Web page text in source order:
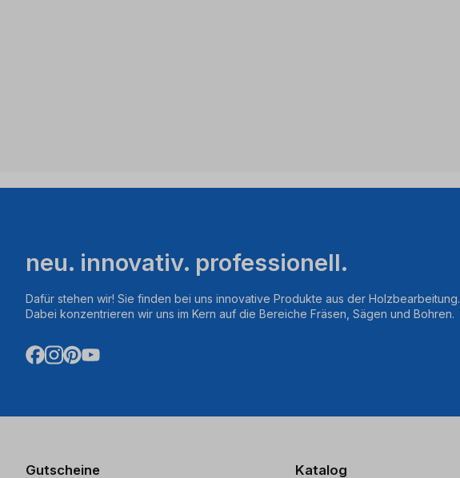
neu. innovativ. professionell.
Dafür stehen wir! Sie finden bei uns innovative Produkte aus der Holzbearbeitung.
Dabei konzentrieren wir uns im Kern auf die Bereiche Fräsen, Sägen und Bohren.
Gutscheine Katalog